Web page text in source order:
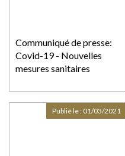
Communiqué de presse:
Covid-19 - Nouvelles
mesures sanitaires
Publié le : 01/03/2021